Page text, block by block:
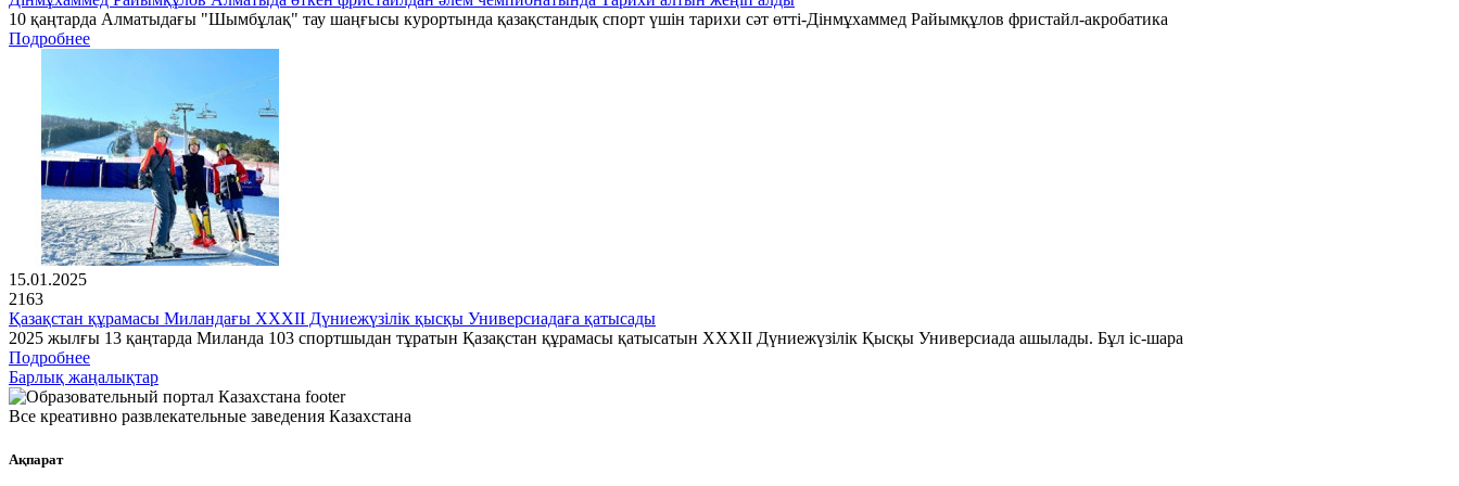
10 қаңтарда Алматыдағы "Шымбұлақ" тау шаңғысы курортында қазақстандық спорт үшін тарихи сәт өтті-Дінмұхаммед Райымқұлов фристайл-акробатика
Подробнее
15.01.2025
2163
Қазақстан құрамасы Миландағы XXXII Дүниежүзілік қысқы Универсиадаға қатысады
2025 жылғы 13 қаңтарда Миланда 103 спортшыдан тұратын Қазақстан құрамасы қатысатын XXXII Дүниежүзілік Қысқы Универсиада ашылады. Бұл іс-шара
Подробнее
Барлық жаңалықтар
Все креативно развлекательные заведения Казахстана
Ақпарат